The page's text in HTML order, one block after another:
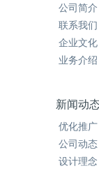
公司简介
联系我们
企业文化
业务介绍
新闻动
优化推广
公司动态
设计理念